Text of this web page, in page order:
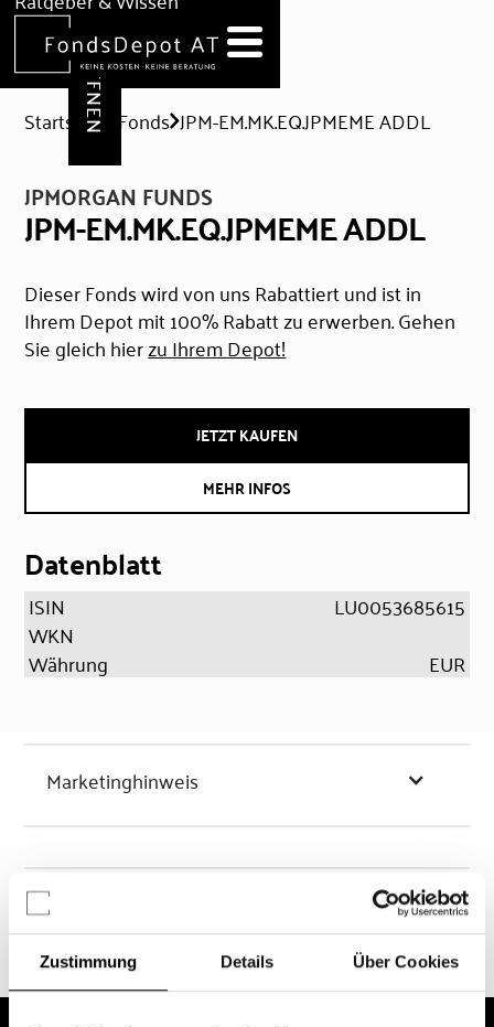
Zustimmung Details Über Cookies
Hilfe & Formulare
DEPOT ERÖFFNEN
Startseite Fonds JPM-EM.MK.EQ.JPMEME ADDL
JPMORGAN FUNDS
JPM-EM.MK.EQ.JPMEME ADDL
Dieser Fonds wird von uns Rabattiert und ist in
Ihrem Depot mit 100% Rabatt zu erwerben. Gehen
Sie gleich hierzu Ihrem Depot!
JETZT KAUFEN
MEHR INFOS
Datenblatt
ISIN
LU0053685615
WKN
Währung
EUR
Marketinghinweis
Chancen & Risiken